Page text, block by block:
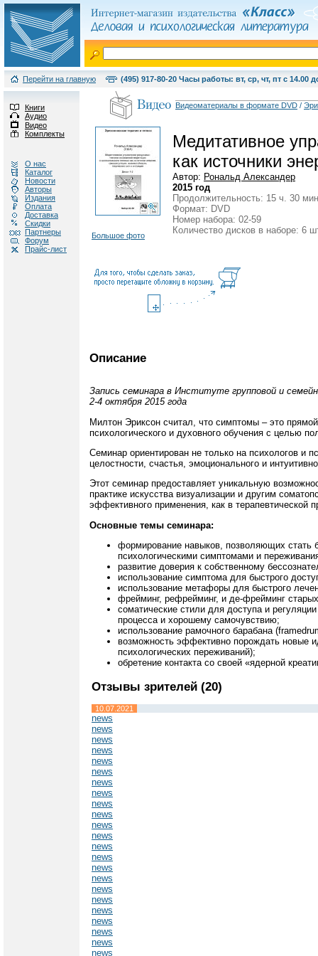
Перейти на главную (495) 917-80-20 Часы работы: вт, ср, чт, пт с 14.00
Книги
Аудио
Видео
Комплекты
О нас
Каталог
Новости
Авторы
Издания
Оплата
Доставка
Скидки
Партнеры
Форум
Прайс-лист
Видеоматериалы в формате DVD /
Большое фото
Медитативное
как источники
Автор: Рональд Александер
2015 год
Продолжительность: 15 ч. 30
Формат: DVD
Номер набора: 02-59
Количество дисков в наборе: 6
Описание
Запись семинара в Институте групповой и
2-4 октября 2015 года
Милтон Эриксон считал, что симптомы – это
психологического и духовного обучения с целью
Семинар ориентирован не только на психологов и
целостности, счастья, эмоционального и
Этот семинар предоставляет уникальную
практике искусства визуализации и другим
эффективного применения, как в терапевтической
Основные темы семинара:
формирование навыков, позволяющих стать
психологическими симптомами и
развитие доверия к собственному
использование симптома для быстрого
использование метафоры для быстрого
фрейминг, рефрейминг, и де-фрейминг
соматические стили для доступа и
процесса и хорошему самочувствию;
использование рамочного барабана
возможность эффективно порождать новые
психологических переживаний);
обретение контакта со своей «ядерной
Отзывы зрителей (20)
10.07.2021
news
news
news
news
news
news
news
news
news
news
news
news
news
news
news
news
news
news
news
news
news
news
news